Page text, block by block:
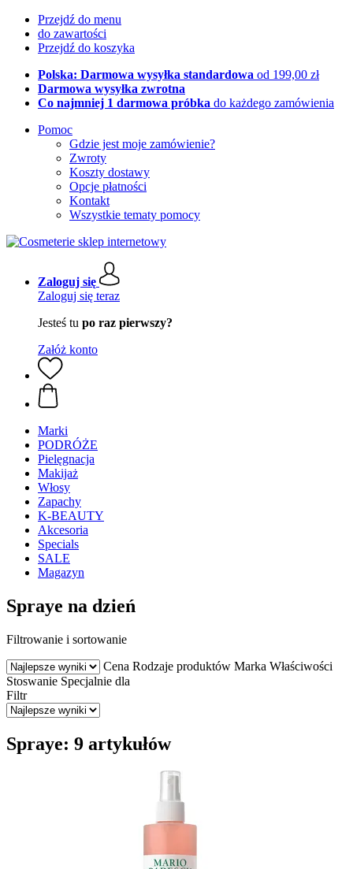
Przejdź do menu
do zawartości
Przejdź do koszyka
Polska: Darmowa wysyłka standardowa od 199,00 zł
Darmowa wysyłka zwrotna
Co najmniej 1 darmowa próbka do każdego zamówienia
Pomoc
Gdzie jest moje zamówienie?
Zwroty
Koszty dostawy
Opcje płatności
Kontakt
Wszystkie tematy pomocy
Zaloguj się
Zaloguj się teraz
Jesteś tu po raz pierwszy?
Załóż konto
Marki
PODRÓŻE
Pielęgnacja
Makijaż
Włosy
Zapachy
K-BEAUTY
Akcesoria
Specials
SALE
Magazyn
Spraye na dzień
Filtrowanie i sortowanie
Cena Rodzaje produktów Marka Właściwości
Stoswanie Specjalnie dla
Filtr
Spraye: 9 artykułów